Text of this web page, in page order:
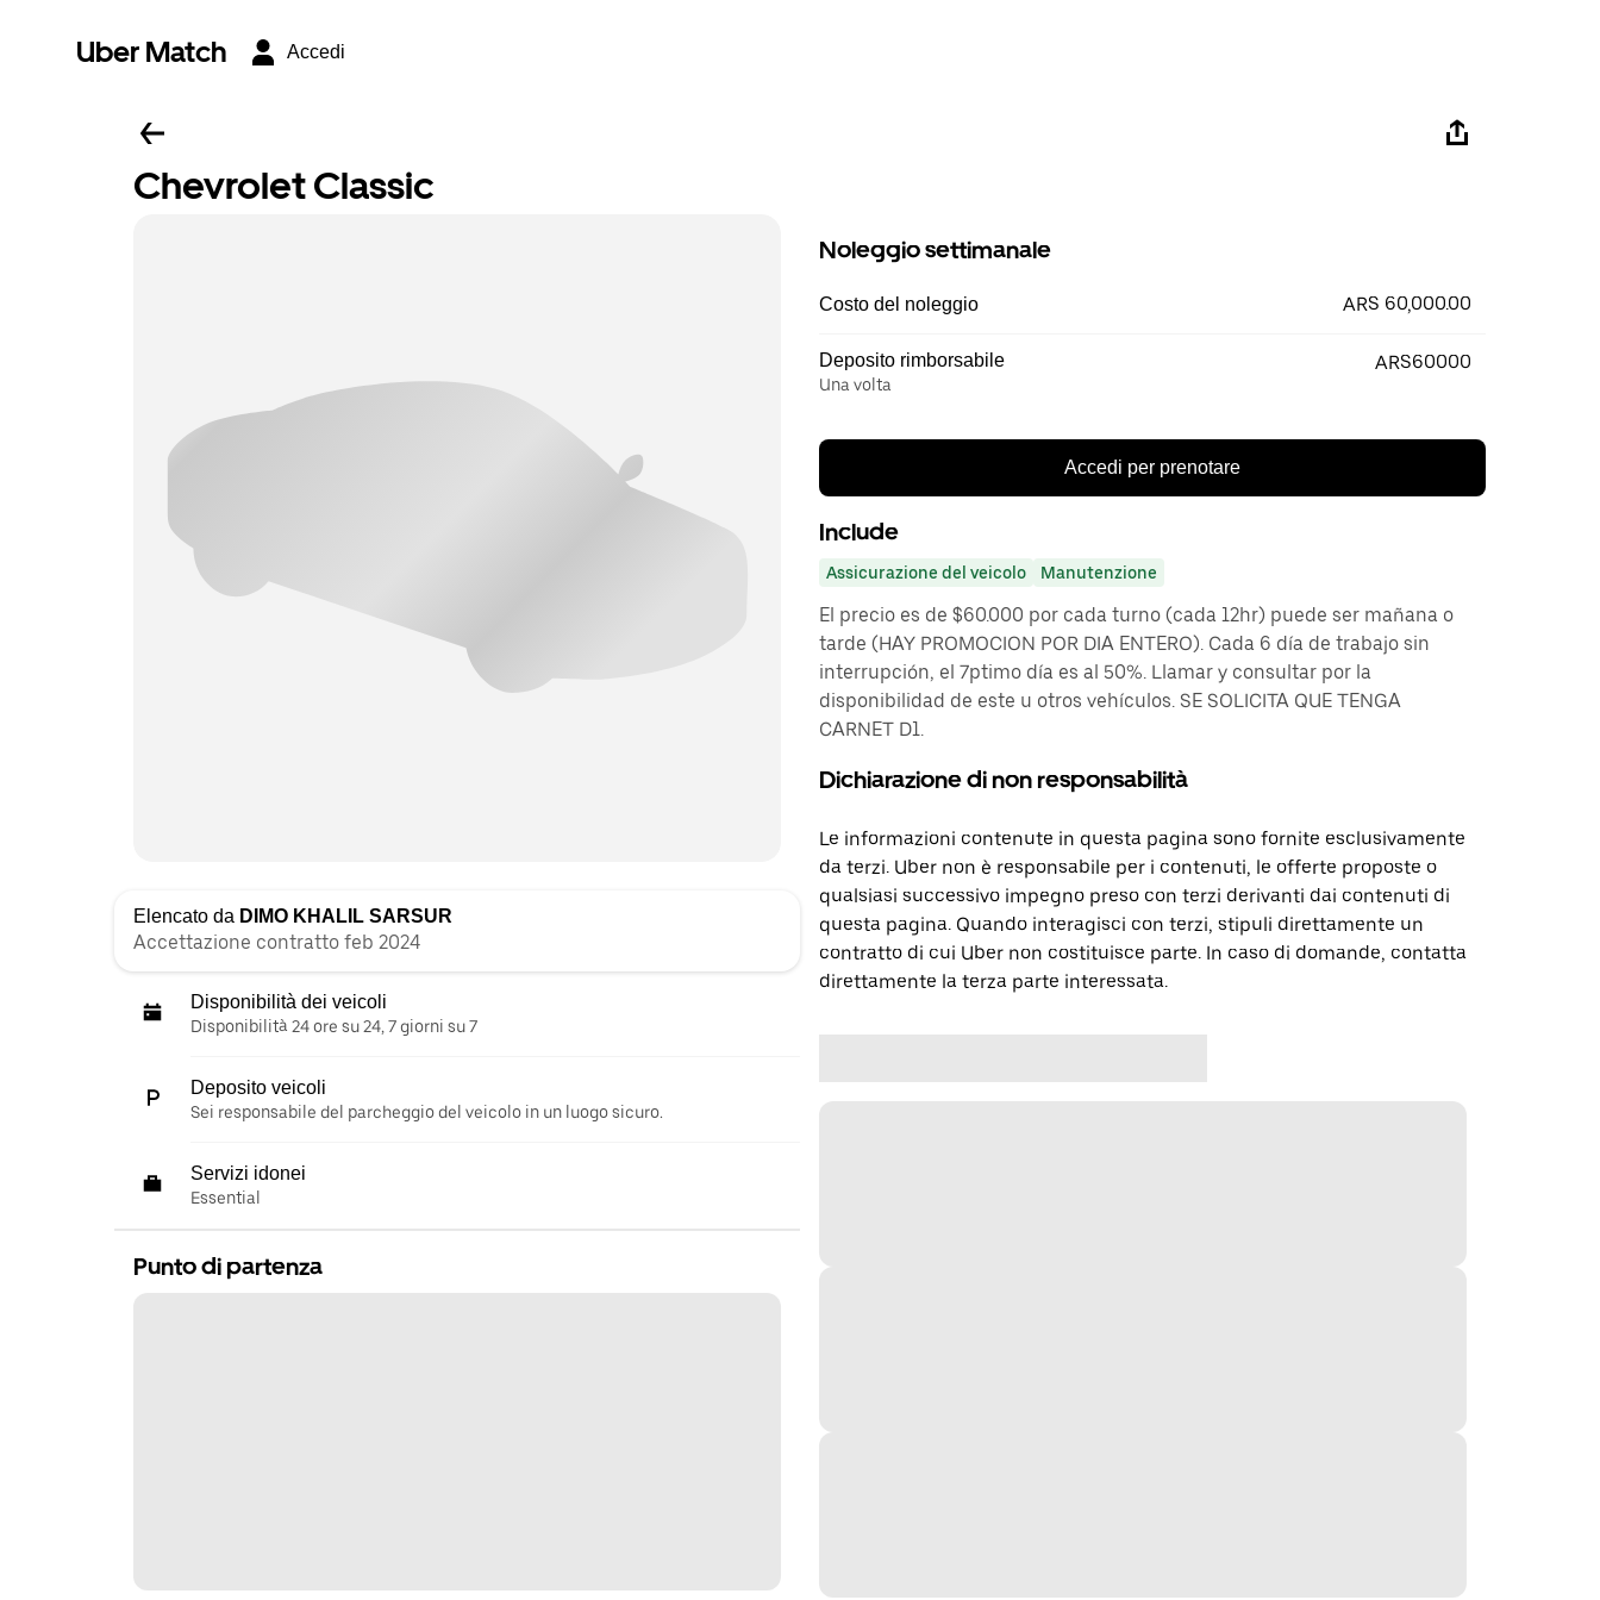
Uber Match Accedi
Chevrolet Classic
Elencato da DIMO KHALIL SARSUR
Accettazione contratto feb 2024
Disponibilità dei veicoli
Disponibilità 24 ore su 24, 7 giorni su 7
Deposito veicoli
Sei responsabile del parcheggio del veicolo in un luogo sicuro.
Servizi idonei
Essential
Punto di partenza
Noleggio settimanale
Costo del noleggio ARS 60,000.00
Deposito rimborsabile
Una volta
ARS60000
Accedi per prenotare
Include
Assicurazione del veicolo Manutenzione
El precio es de $60.000 por cada turno (cada 12hr) puede ser mañana o
tarde (HAY PROMOCION POR DIA ENTERO). Cada 6 día de trabajo sin
interrupción, el 7ptimo día es al 50%. Llamar y consultar por la
disponibilidad de este u otros vehículos. SE SOLICITA QUE TENGA
CARNET D1.
Dichiarazione di non responsabilità
Le informazioni contenute in questa pagina sono fornite esclusivamente
da terzi. Uber non è responsabile per i contenuti, le offerte proposte o
qualsiasi successivo impegno preso con terzi derivanti dai contenuti di
questa pagina. Quando interagisci con terzi, stipuli direttamente un
contratto di cui Uber non costituisce parte. In caso di domande, contatta
direttamente la terza parte interessata.